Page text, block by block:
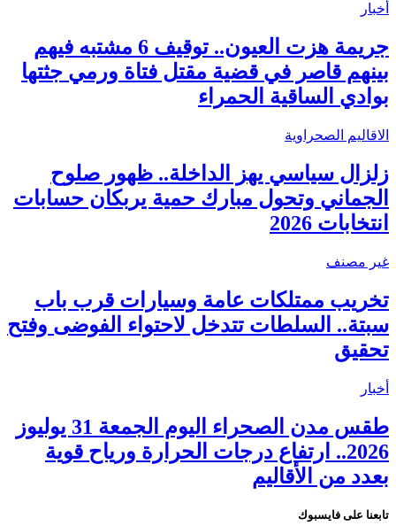
أخبار
جريمة هزت العيون.. توقيف 6 مشتبه فيهم
بينهم قاصر في قضية مقتل فتاة ورمي جثتها
بوادي الساقية الحمراء
الاقاليم الصحراوية
زلزال سياسي يهز الداخلة.. ظهور صلوح
الجماني وتحول مبارك حمية يربكان حسابات
انتخابات 2026
غير مصنف
تخريب ممتلكات عامة وسيارات قرب باب
سبتة.. السلطات تتدخل لاحتواء الفوضى وفتح
تحقيق
أخبار
طقس مدن الصحراء اليوم الجمعة 31 يوليوز
2026.. ارتفاع درجات الحرارة ورياح قوية
بعدد من الأقاليم
تابعنا على فايسبوك